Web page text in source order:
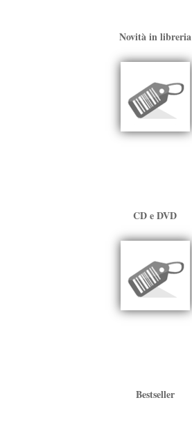
Novità in libreria
CD e DVD
Bestseller